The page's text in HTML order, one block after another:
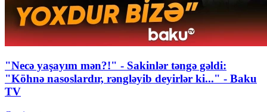
"Necə yaşayım mən?!" - Sakinlər təngə gəldi:
"Köhnə nasoslardır, rəngləyib deyirlər ki..." - Baku
TV